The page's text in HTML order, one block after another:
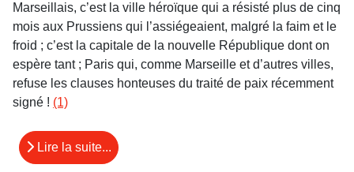
Marseillais, c’est la ville héroïque qui a résisté plus de cinq
mois aux Prussiens qui l’assiégeaient, malgré la faim et le
froid ; c’est la capitale de la nouvelle République dont on
espère tant ; Paris qui, comme Marseille et d’autres villes,
refuse les clauses honteuses du traité de paix récemment
signé ! (1)
Lire la suite...